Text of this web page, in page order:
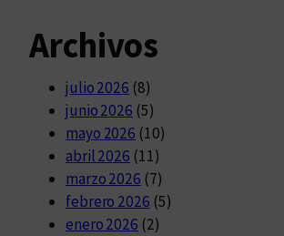
Archivos
julio 2026 (8)
junio 2026 (5)
mayo 2026 (10)
abril 2026 (11)
marzo 2026 (7)
febrero 2026 (5)
enero 2026 (2)